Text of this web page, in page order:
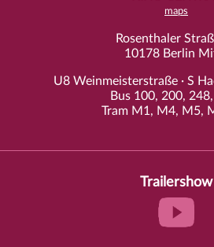
maps
Rosenthaler
10178 Berlin
U8 Weinmeisterstraße · S
Bus 100, 200,
Tram M1, M4, M5,
Trailershow